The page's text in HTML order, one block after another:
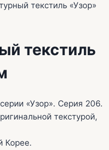
текстиль «Узор»
текстиль
«Узор». Серия 206.
текстурой,
Корее.